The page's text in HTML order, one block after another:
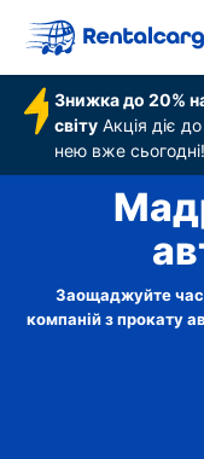
Знижка до 20%
світу Акція діє
нею вже сьогодні!
Заощаджуйте час
компаній з прокату